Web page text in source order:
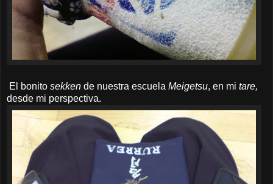
El bonito sekken de nuestra escuela Meigetsu, en mi tare,
desde mi perspectiva.